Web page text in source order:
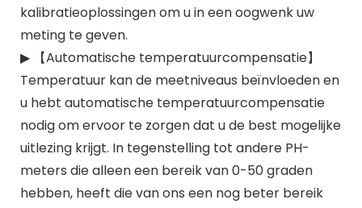
kalibratieoplossingen om u in een oogwenk uw
meting te geven.
▶ 【Automatische temperatuurcompensatie】
Temperatuur kan de meetniveaus beïnvloeden en
u hebt automatische temperatuurcompensatie
nodig om ervoor te zorgen dat u de best mogelijke
uitlezing krijgt. In tegenstelling tot andere PH-
meters die alleen een bereik van 0-50 graden
hebben, heeft die van ons een nog beter bereik